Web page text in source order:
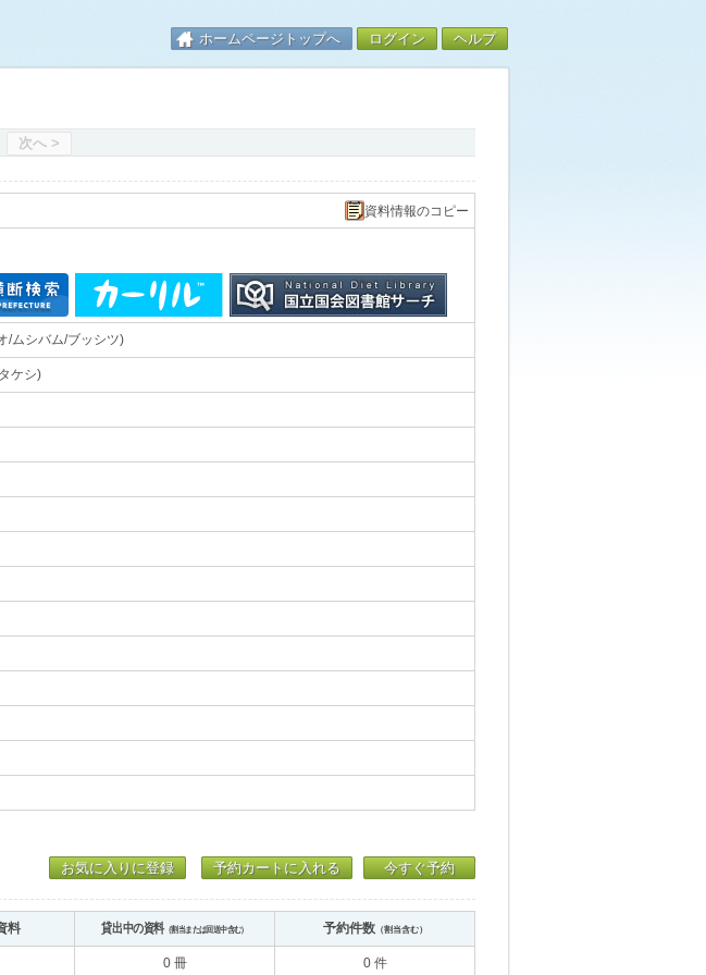
ホームページトップへ ログイン ヘルプ
次へ >
資料情報のコピー
/ムシバム/ブッシツ)
ケシ)
お気に入りに登録 予約カートに入れる 今すぐ予約
料 貸出中の資料（割当または回送中含む） 予約件数（割当含む）
0 冊 0 件